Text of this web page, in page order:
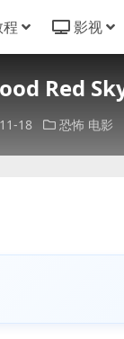
影视
Red
18 恐怖 电影